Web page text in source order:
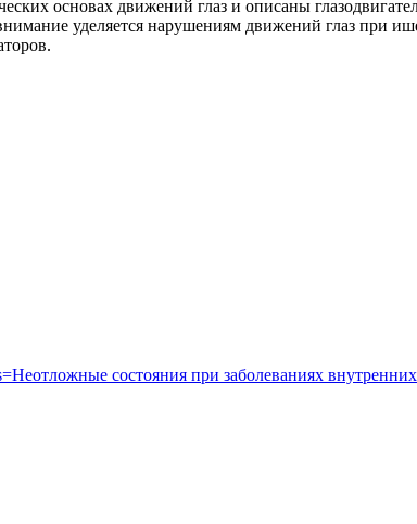
основах движений глаз и описаны
уделяется нарушениям движений глаз при